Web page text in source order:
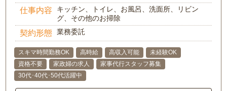
仕事内容
キッチン、トイレ、お風呂、洗面所、リビン
グ、その他のお掃除
契約形態 業務委託
スキマ時間勤務OK 高時給 高収入可能
未経験OK
資格不要
家政婦の求人
家事代行スタッフ募集
30代･40代･50代活躍中